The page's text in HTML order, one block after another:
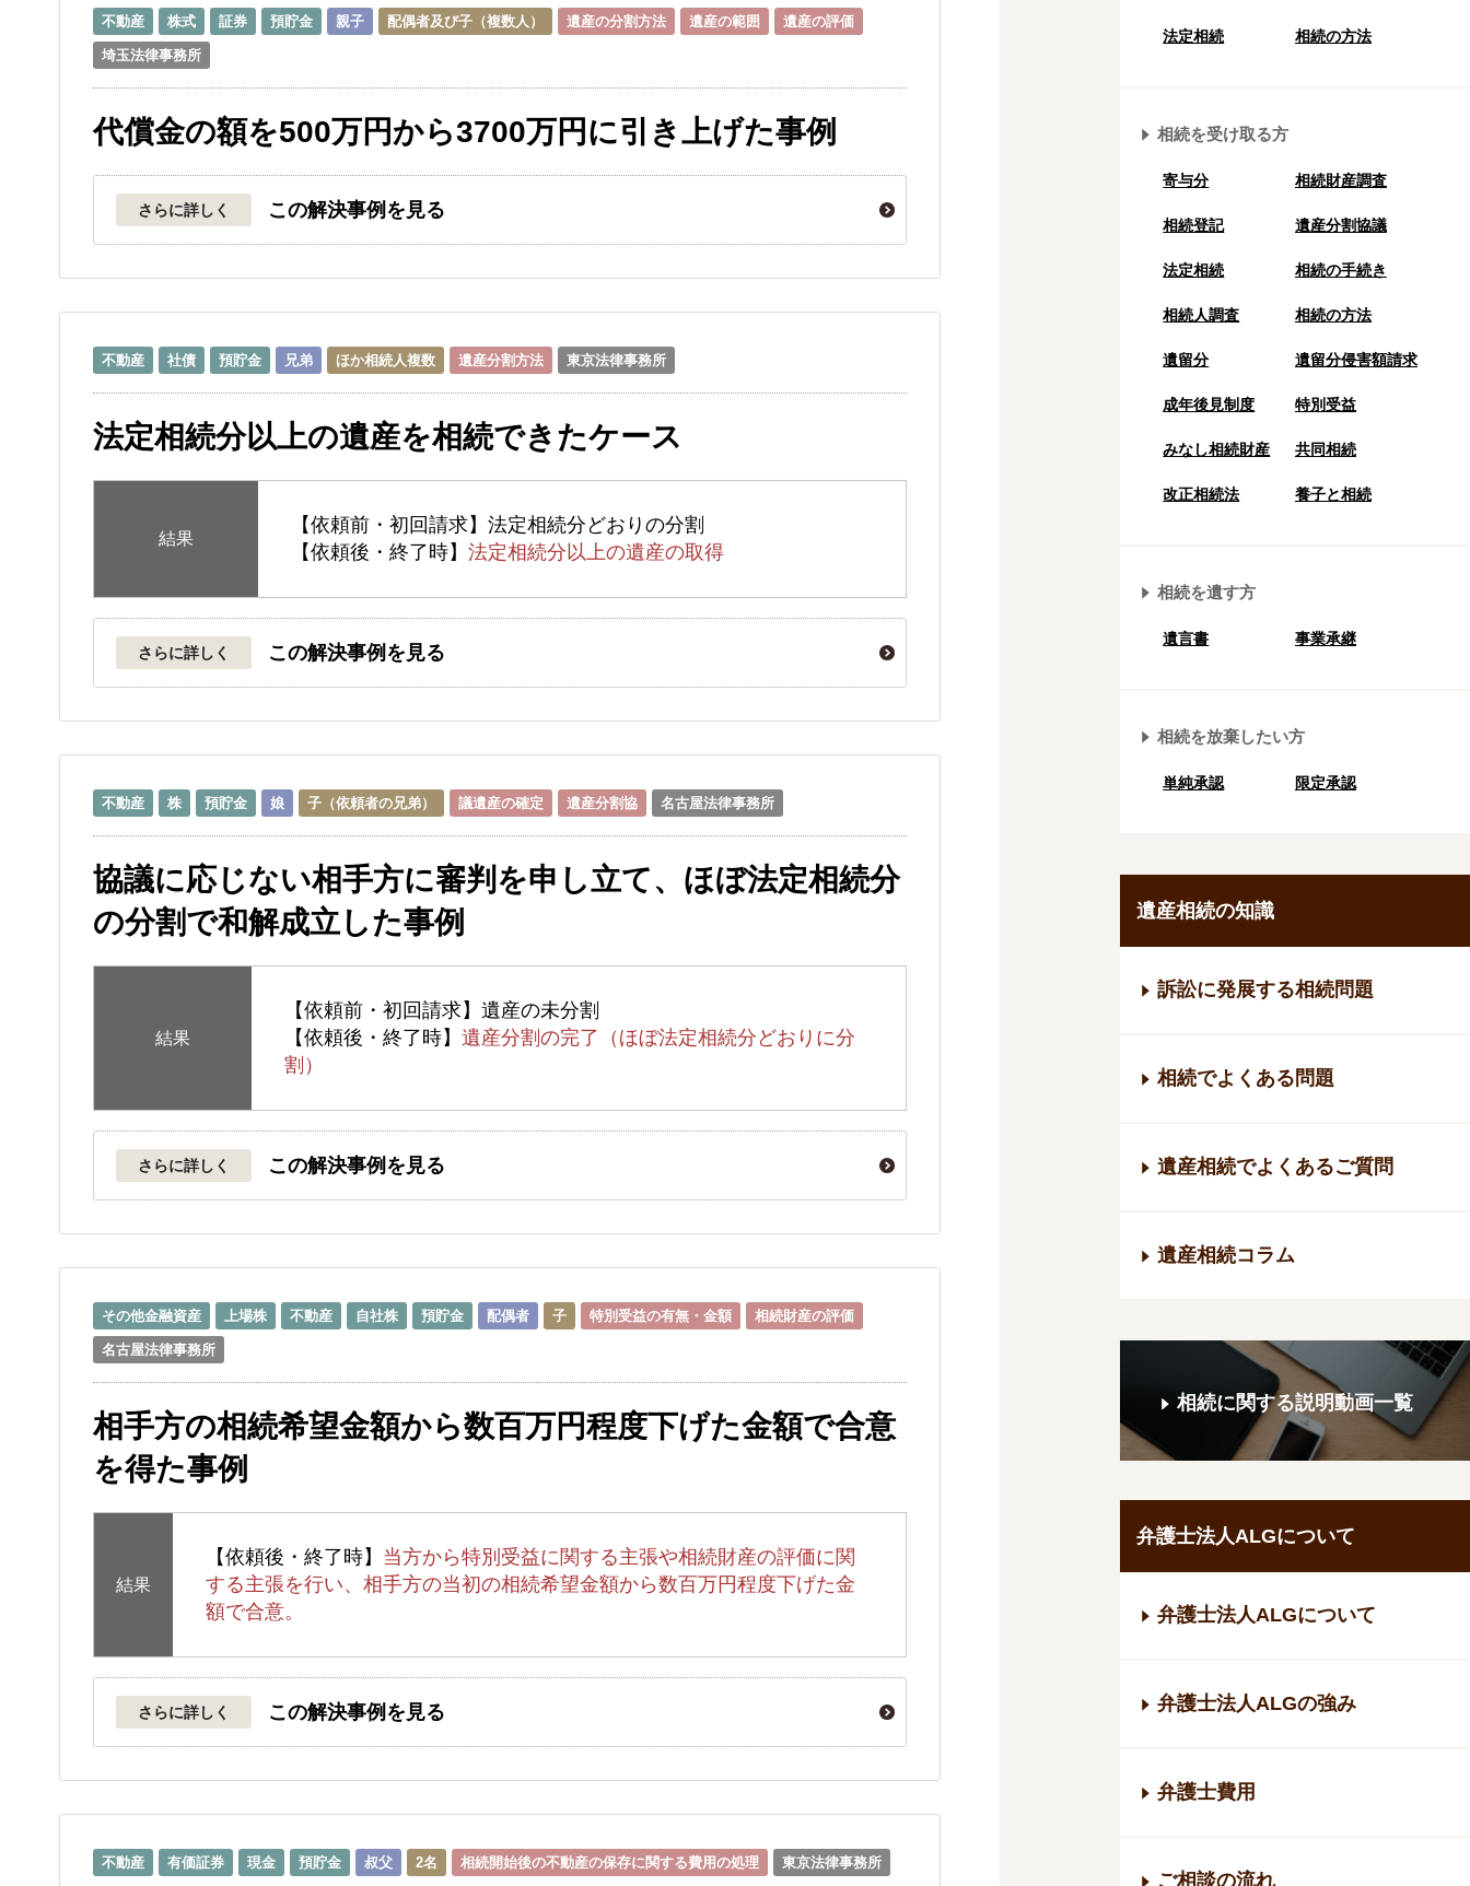
不動産 株式 証券 預貯金 親子 配偶者及び子（複数人） 遺産の分割方法 遺産の範囲 遺産の評価
埼玉法律事務所
代償金の額を500万円から3700万円に引き上げた事例
さらに詳しく この解決事例を見る
不動産 社債 預貯金 兄弟 ほか相続人複数 遺産分割方法 東京法律事務所
法定相続分以上の遺産を相続できたケース
結果
【依頼前・初回請求】法定相続分どおりの分割
【依頼後・終了時】 法定相続分以上の遺産の取得
さらに詳しく この解決事例を見る
不動産 株 預貯金 娘 子（依頼者の兄弟） 議遺産の確定 遺産分割協 名古屋法律事務所
協議に応じない相手方に審判を申し立て、ほぼ法定相続分
の分割で和解成立した事例
結果
【依頼前・初回請求】遺産の未分割
【依頼後・終了時】遺産分割の完了（ほぼ法定相続分どおりに分
割）
さらに詳しく この解決事例を見る
その他金融資産 上場株 不動産 自社株 預貯金 配偶者 子 特別受益の有無・金額 相続財産の評価
名古屋法律事務所
相手方の相続希望金額から数百万円程度下げた金額で合意
を得た事例
結果
【依頼後・終了時】 当方から特別受益に関する主張や相続財産の評価に関
する主張を行い、相手方の当初の相続希望金額から数百万円程度下げた金
額で合意。
さらに詳しく この解決事例を見る
不動産 有価証券 現金 預貯金 叔父 2名 相続開始後の不動産の保存に関する費用の処理 東京法律事務所
法定相続 相続の方法
相続を受け取る方
寄与分 相続財産調査
相続登記 遺産分割協議
法定相続 相続の⼿続き
相続人調査 相続の方法
遺留分 遺留分侵害額請求
成年後⾒制度 特別受益
みなし相続財産 共同相続
改正相続法 養子と相続
相続を遺す方
遺言書 事業承継
相続を放棄したい方
単純承認 限定承認
遺産相続の知識
訴訟に発展する相続問題
相続でよくある問題
遺産相続でよくあるご質問
遺産相続コラム
相続に関する説明動画一覧
弁護士法人ALGについて
弁護士法人ALGについて
弁護士法人ALGの強み
弁護士費用
ご相談の流れ